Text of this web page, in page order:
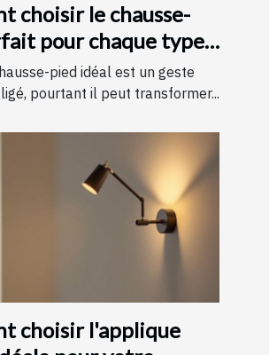
choisir le chausse-
pour chaque type
pied idéal est un geste
pourtant il peut transformer...
choisir l'applique